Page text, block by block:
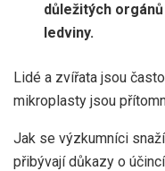
důležitých
ledviny.
Lidé a zvířata jsou
mikroplasty jsou
Jak se výzkumníci
přibývají důkazy o